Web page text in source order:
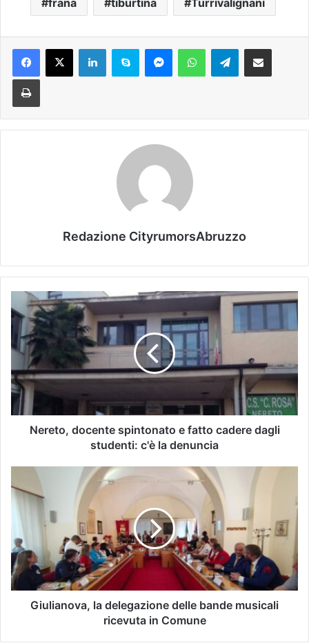
Telegram
Redazione CityrumorsAbruzzo
Nereto, docente spintonato e fatto cadere dagli
studenti: c'è la denuncia
Giulianova, la delegazione delle bande musicali
ricevuta in Comune